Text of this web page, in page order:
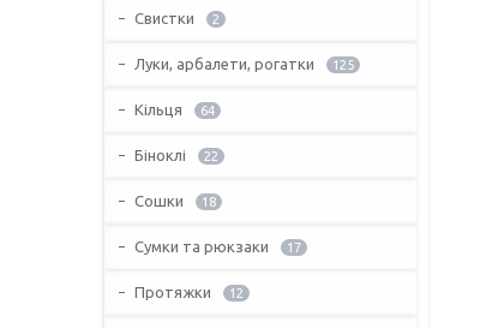
Свистки 2
Луки, арбалети, рогатки 125
Кільця 64
Біноклі 22
Сошки 18
Сумки та рюкзаки 17
Протяжки 12